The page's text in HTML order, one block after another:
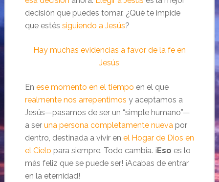
decisión que puedes tomar. ¿Qué te impide
que estés siguiendo a Jesús?
Hay muchas evidencias a favor de la fe en
Jesús
En ese momento en el tiempo en el que
realmente nos arrepentimos y aceptamos a
Jesús—pasamos de ser un “simple humano”—
a ser una persona completamente nueva por
dentro, destinada a vivir en el Hogar de Dios en
el Cielo para siempre. Todo cambia. ¡Eso es lo
más feliz que se puede ser! ¡Acabas de entrar
en la eternidad!